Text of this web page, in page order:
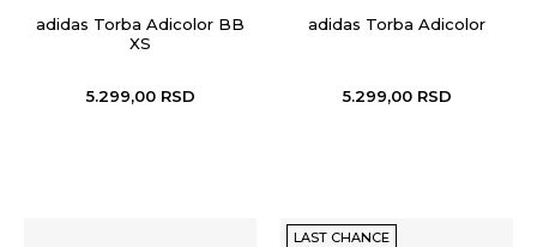
adidas Torba Adicolor BB
XS
5.299,00 RSD
adidas Torba Adicolor
5.299,00 RSD
LAST CHANCE